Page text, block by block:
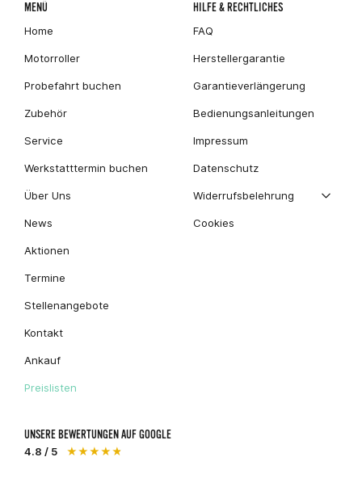
MENÜ
Home
Motorroller
Probefahrt buchen
Zubehör
Service
Werkstatttermin buchen
Über Uns
News
Aktionen
Termine
Stellenangebote
Kontakt
Ankauf
Preislisten
HILFE & RECHTLICHES
FAQ
Herstellergarantie
Garantieverlängerung
Bedienungsanleitungen
Impressum
Datenschutz
Widerrufsbelehrung
Cookies
UNSERE BEWERTUNGEN AUF GOOGLE
4.8 / 5
★★★★★